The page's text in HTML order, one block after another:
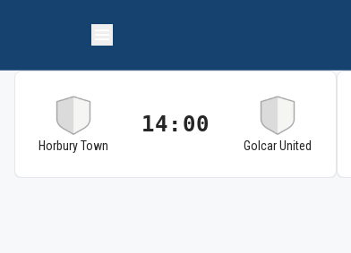
Horbury Town
14:00
Golcar United